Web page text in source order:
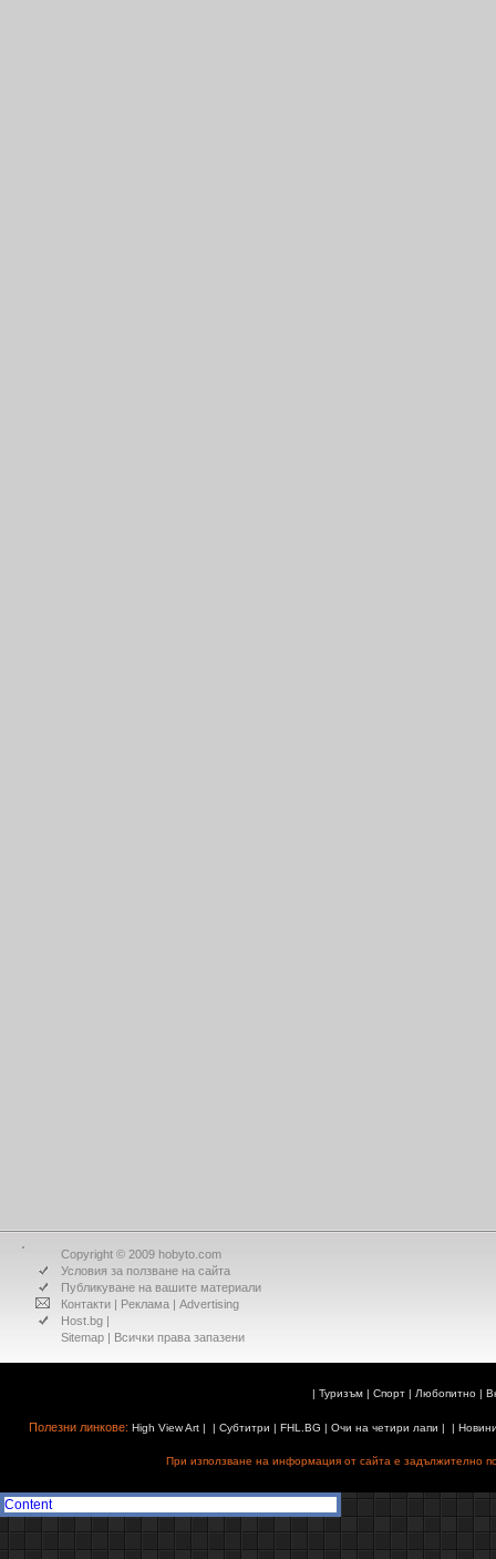
Copyright © 2009 hobyto.com
Условия за ползване на сайта
Публикуване на вашите материали
Контакти | Реклама | Advertising
Host.bg |
Sitemap | Всички права запазени
| Туризъм| Спорт| Любопитно|
Полезни линкове: High View Art| | Субтитри | FHL.BG | Очи на четири лапи | |
При използване на информация от сайта е задължително
Content